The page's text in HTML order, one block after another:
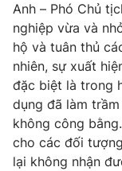
Anh – Phó Chủ
nghiệp vừa và
hộ và tuân thủ
nhiên, sự xuất
đặc biệt là trong
dụng đã làm
không công
cho các đối
lại không nhận